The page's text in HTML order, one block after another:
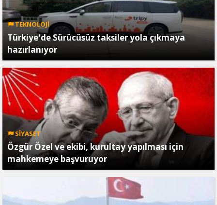
TEKNOLOJİ
Türkiye'de Sürücüsüz taksiler yola çıkmaya
hazırlanıyor
SİYASET
Özgür Özel ve ekibi, kurultay yapılması için
mahkemeye başvuruyor